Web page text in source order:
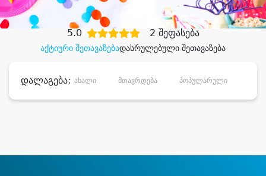
აქტიური შეთავაზებადასრულებული შეთავაზება
5.0 2 შეფასება
დალაგება: ახალი მთავრდება პოპულარული